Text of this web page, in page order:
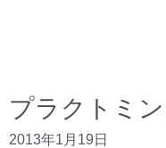
プラクトミ
2013年1月19日